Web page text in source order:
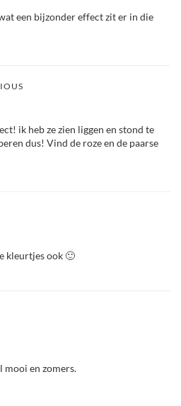
een bijzonder effect zit er in die
ik heb ze zien liggen en stond te
dus! Vind de roze en de paarse
kleurtjes ook 🙂
mooi en zomers.